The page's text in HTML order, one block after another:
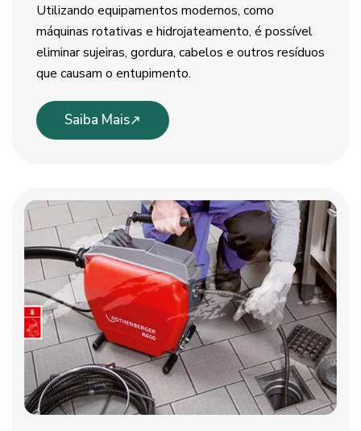
Utilizando equipamentos modernos, como
máquinas rotativas e hidrojateamento, é possível
eliminar sujeiras, gordura, cabelos e outros resíduos
que causam o entupimento.
Saiba Mais